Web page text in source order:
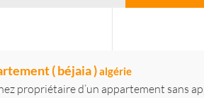
( béjaia )algérie
propriétaire d’un appartement sans